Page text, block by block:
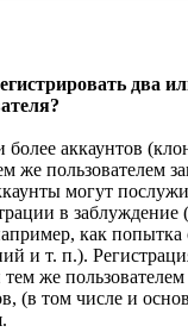
два
более аккаунтов
же пользователем
могут
в заблуждение
как
и т. п.).
же
(в том числе и